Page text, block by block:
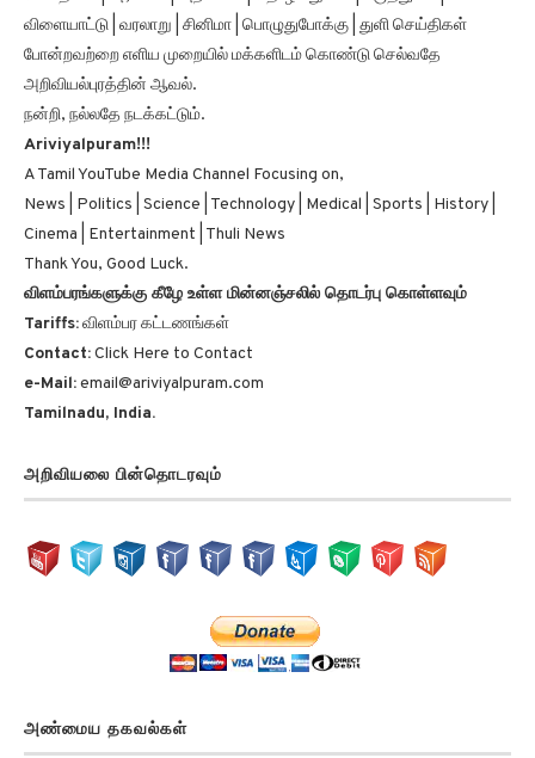
விளையாட்டு | வரலாறு | சினிமா | பொழுதுபோக்கு | துளி செய்திகள்
போன்றவற்றை எளிய முறையில் மக்களிடம் கொண்டு செல்வதே
அறிவியல்புரத்தின் ஆவல்.
நன்றி, நல்லதே நடக்கட்டும்.
Ariviyalpuram!!!
A Tamil YouTube Media Channel Focusing on,
News | Politics | Science | Technology | Medical | Sports | History |
Cinema | Entertainment | Thuli News
Thank You, Good Luck.
விளம்பரங்களுக்கு கீழே உள்ள மின்னஞ்சலில் தொடர்பு கொள்ளவும்
Tariffs:விளம்பர கட்டணங்கள்
Contact:Click Here to Contact
e-Mail: email@ariviyalpuram.com
Tamilnadu, India.